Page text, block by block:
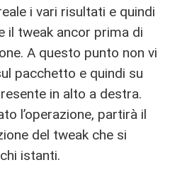
i vari risultati e quindi
il tweak ancor prima di
A questo punto non vi
pacchetto e quindi su
in alto a destra.
l’operazione, partirà il
del tweak che si
istanti.